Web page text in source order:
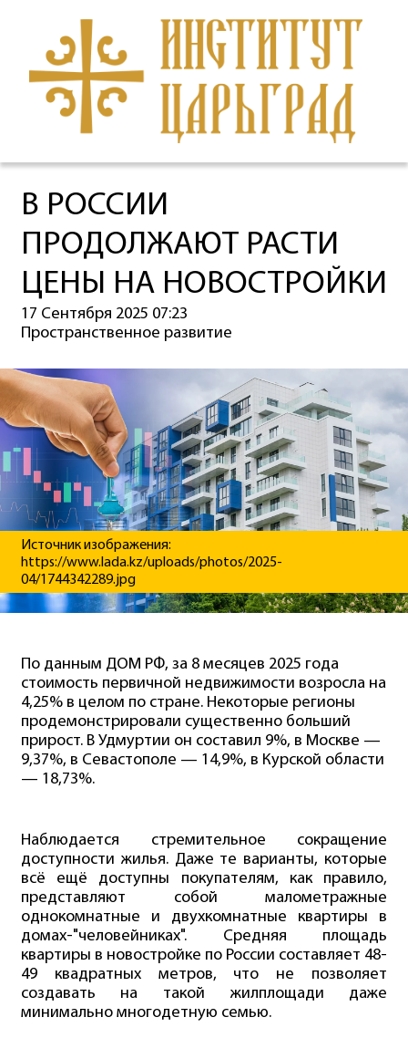
В РОССИИ
ПРОДОЛЖАЮТ РАСТИ
ЦЕНЫ НА НОВОСТРОЙКИ
17 Сентября 2025 07:23
Пространственное развитие
Источник изображения:
https://www.lada.kz/uploads/photos/2025-
04/1744342289.jpg
По данным ДОМ РФ, за 8 месяцев 2025 года
стоимость первичной недвижимости возросла на
4,25% в целом по стране. Некоторые регионы
продемонстрировали существенно больший
прирост. В Удмуртии он составил 9%, в Москве —
9,37%, в Севастополе — 14,9%, в Курской области
— 18,73%.
Наблюдается стремительное сокращение
доступности жилья. Даже те варианты, которые
всё ещё доступны покупателям, как правило,
представляют собой малометражные
однокомнатные и двухкомнатные квартиры в
домах-"человейниках". Средняя площадь
квартиры в новостройке по России составляет 48-
49 квадратных метров, что не позволяет
создавать на такой жилплощади даже
минимально многодетную семью.